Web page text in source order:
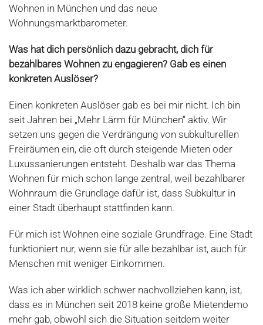
Wohnen in München und das neue
Wohnungsmarktbarometer.
Was hat dich persönlich dazu gebracht, dich für
bezahlbares Wohnen zu engagieren? Gab es einen
konkreten Auslöser?
Einen konkreten Auslöser gab es bei mir nicht. Ich bin
seit Jahren bei „Mehr Lärm für München“ aktiv. Wir
setzen uns gegen die Verdrängung von subkulturellen
Freiräumen ein, die oft durch steigende Mieten oder
Luxussanierungen entsteht. Deshalb war das Thema
Wohnen für mich schon lange zentral, weil bezahlbarer
Wohnraum die Grundlage dafür ist, dass Subkultur in
einer Stadt überhaupt stattfinden kann.
Für mich ist Wohnen eine soziale Grundfrage. Eine Stadt
funktioniert nur, wenn sie für alle bezahlbar ist, auch für
Menschen mit weniger Einkommen.
Was ich aber wirklich schwer nachvollziehen kann, ist,
dass es in München seit 2018 keine große Mietendemo
mehr gab, obwohl sich die Situation seitdem weiter